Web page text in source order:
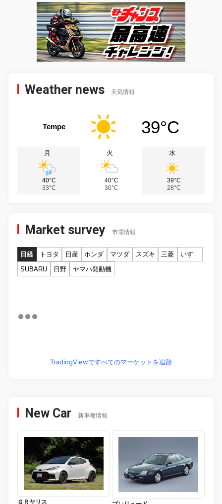
Weather news 天気情報
Tempe 39°C
月
40°C
33°C
火
40°C
30°C
水
39°C
28°C
Market survey 市場情報
日経 トヨタ 日産 ホンダ マツダ スズキ 三菱
いすゞ
SUBARU
日野 ヤマハ発動機
TradingViewですべてのマーケットを追跡
New Car 新車種情報
ＧＲヤリス